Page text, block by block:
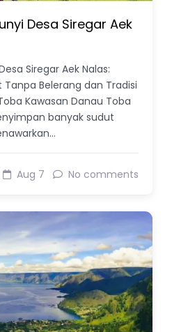
Desa Siregar Aek
Siregar Aek Nalas:
Belerang dan Tradisi
Kawasan Danau Toba
banyak sudut
Aug 7 No comments